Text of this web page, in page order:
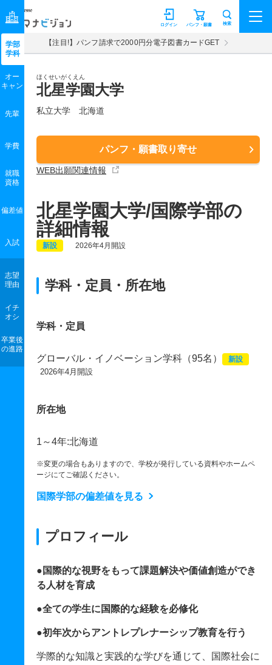
マナビジョン パンフ・願書
ログイン 検索
【注目!】パンフ請求で2000円分電子図書カードGET
ほくせいがくえん
北星学園大学
私立大学 北海道
パンフ・願書取り寄せ
WEB出願関連情報
学部
学科
オー
キャン
先輩
学費
就職
資格
偏差値
入試
志望
理由
イチ
オシ
卒業後
の進路
北星学園大学/国際学部の
詳細情報
新設 2026年4月開設
学科・定員・所在地
学科・定員
グローバル・イノベーション学科（95名） 新設
2026年4月開設
所在地
1～4年:北海道
※変更の場合もありますので、学校が発行している資料やホームペ
ージにてご確認ください。
国際学部の偏差値を見る
プロフィール
●国際的な視野をもって課題解決や価値創造ができ
る人材を育成
●全ての学生に国際的な経験を必修化
●初年次からアントレプレナーシップ教育を行う
学際的な知識と実践的な学びを通じて、国際社会に